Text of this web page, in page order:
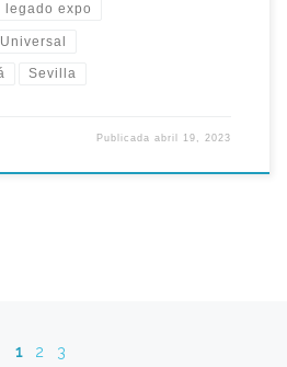
legado expo
Sevilla
Publicadaabril 19, 2023
entradas
1 2 3